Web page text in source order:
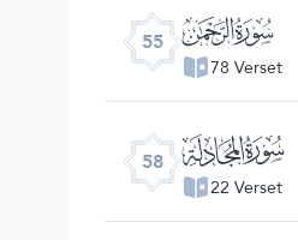
55 ﯤ
78 Verset
58 ﯧ
22 Verset